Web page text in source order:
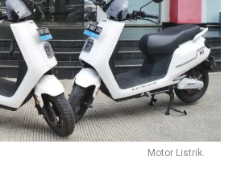
Motor Listrik.